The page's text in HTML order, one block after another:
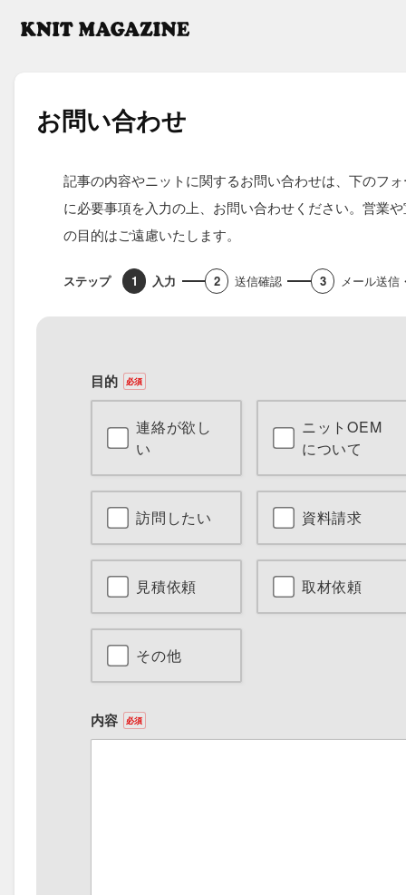
お問い合わせ
記事の内容やニットに関するお問い合わせは、下のフ
に必要事項を入力の上、お問い合わせください。営業
の目的はご遠慮いたします。
入力 送信確認 メール送信
目的 必須
連絡が欲し
い
ニットOEM
について
訪問したい 資料請求
見積依頼 取材依頼
その他
内容 必須